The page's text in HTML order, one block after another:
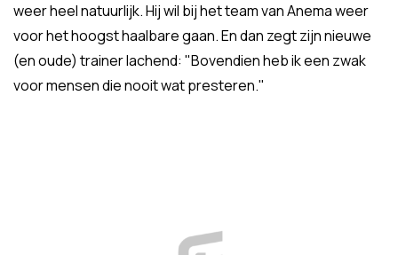
weer heel natuurlijk. Hij wil bij het team van Anema weer
voor het hoogst haalbare gaan. En dan zegt zijn nieuwe
(en oude) trainer lachend: "Bovendien heb ik een zwak
voor mensen die nooit wat presteren."